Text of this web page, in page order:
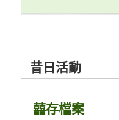
昔日活動
囍存檔案